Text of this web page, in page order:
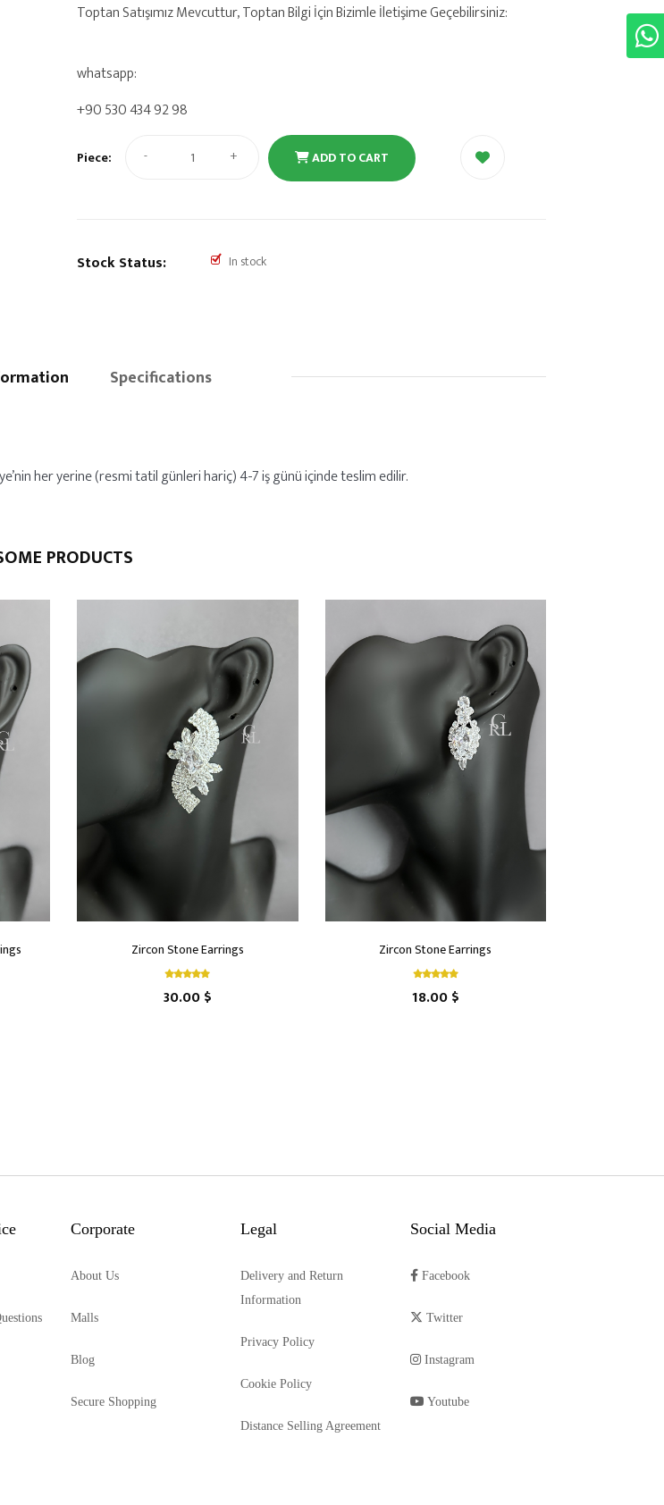
Toptan Satışımız Mevcuttur, Toptan Bilgi İçin Bizimle İletişime Geçebilirsiniz:
whatsapp:
+90 530 434 92 98
Piece: - + ADD TO CART
Stock Status: In stock
Specifications
her yerine (resmi tatil günleri hariç) 4-7 iş günü içinde teslim edilir.
PRODUCTS
Zircon Stone Earrings
30.00 $
Zircon Stone Earrings
18.00 $
Corporate
About Us
Malls
Blog
Secure Shopping
Legal
Delivery and Return
Information
Privacy Policy
Cookie Policy
Distance Selling Agreement
Social Media
Facebook
Twitter
Instagram
Youtube